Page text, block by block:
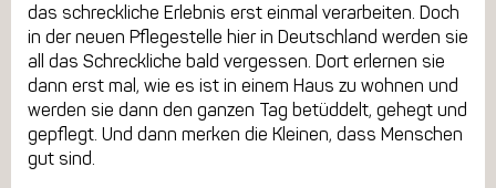
das schreckliche Erlebnis erst einmal verarbeiten. Doch
in der neuen Pflegestelle hier in Deutschland werden sie
all das Schreckliche bald vergessen. Dort erlernen sie
dann erst mal, wie es ist in einem Haus zu wohnen und
werden sie dann den ganzen Tag betüddelt, gehegt und
gepflegt. Und dann merken die Kleinen, dass Menschen
gut sind.